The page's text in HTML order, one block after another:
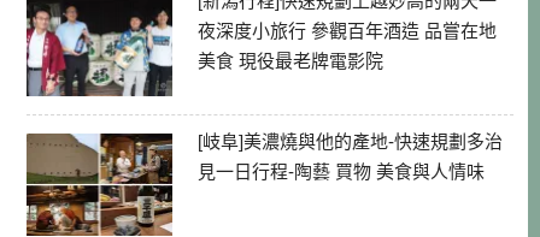
夜深度小旅行 參觀百年酒造 品嘗在地
美食 現役最老牌電影院
[岐阜]美濃燒與他的產地-快速規劃多治
見一日行程-陶藝 買物 美食與人情味